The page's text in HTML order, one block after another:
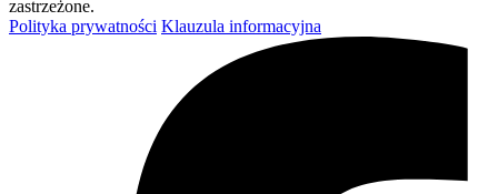
zastrzeżone.
Polityka prywatności Klauzula informacyjna